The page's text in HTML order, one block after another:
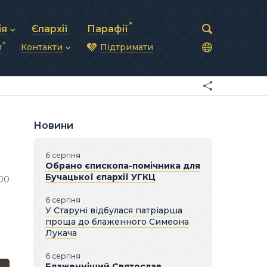
рада
та комунікації
Єпархії Парафії
Контакти
Синоди Єпископів
Патріарша курія
Підтримати
Новини
6 серпня
Обрано єпископа-помічника для
Бучацької єпархії УГКЦ
6 серпня
У Старуні відбулася патріарша
проща до блаженного Симеона
Лукача
6 серпня